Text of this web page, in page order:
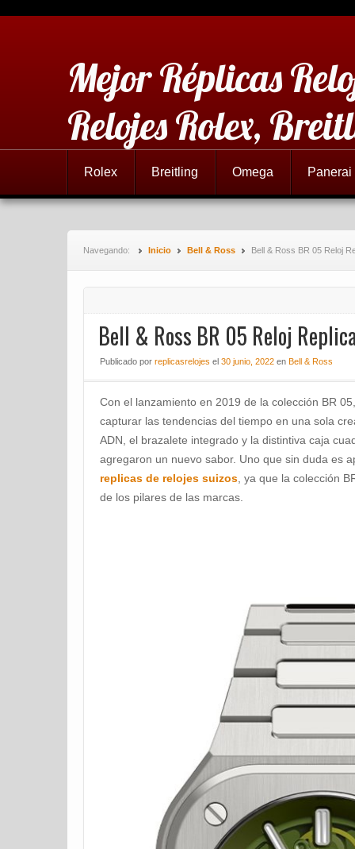
Mejor Réplicas
Relojes Rolex,
Rolex Breitling Omega Panerai
Navegando: Inicio Bell & Ross Bell & Ross BR 05 Reloj
Bell & Ross BR 05 Reloj
Publicado por replicasrelojes el 30 junio, 2022 en Bell & Ross
Con el lanzamiento en 2019 de la colección BR
capturar las tendencias del tiempo en una sola
ADN, el brazalete integrado y la distintiva caja
agregaron un nuevo sabor. Uno que sin duda es
replicas de relojes suizos , ya que la colección
de los pilares de las marcas.